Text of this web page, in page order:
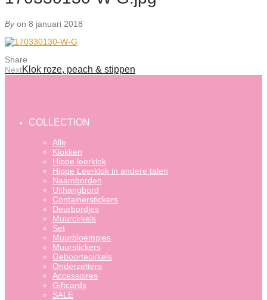
Byon 8 januari 2018
Share
NextKlok roze, peach & stippen
COLLECTION
Alle
Klokken
Hippe leerklok
Hippe Leerklok in andere talen
Naamborden
Uithangbord
Containerstickers
Deurbordjes
Muurcirkels
Set
Muurbloempjes
Muurstickers
Geboortecirkels
Onderzetters
Accessoires
Giftcards
SALE